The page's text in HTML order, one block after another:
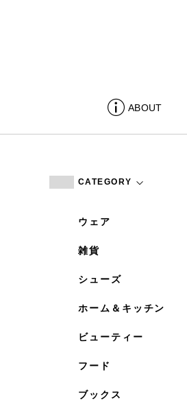
ABOUT
CATEGORY
ウェア
雑貨
シューズ
ホーム＆キッチン
ビューティー
フード
ブックス